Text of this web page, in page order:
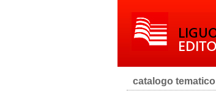
catalogo tematico